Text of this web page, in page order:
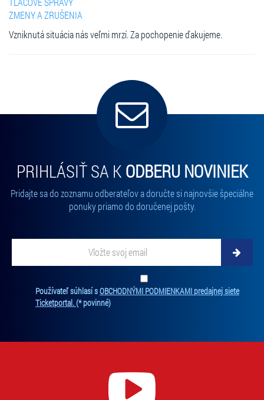
ZMENY A ZRUŠENIA
Vzniknutá situácia nás veľmi mrzí. Za pochopenie ďakujeme.
PRIHLÁSIŤ SA K ODBERU NOVINIEK
Pridajte sa do zoznamu odberateľov a doručte si najnovšie špeciálne
ponuky priamo do doručenej pošty.
Používateľ súhlasí sOBCHODNÝMI PODMIENKAMI predajnej siete
Ticketportal.(* povinné)